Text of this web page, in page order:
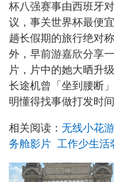
杯八强赛事由西班牙
议，事关世界杯最便
趟长假期的旅行绝对
外，早前游嘉欣分享
片，片中的她大晒升
长途机曾「坐到腰断
明懂得找事做打发时
相关阅读： 无线小花
务舱影片 工作少生活